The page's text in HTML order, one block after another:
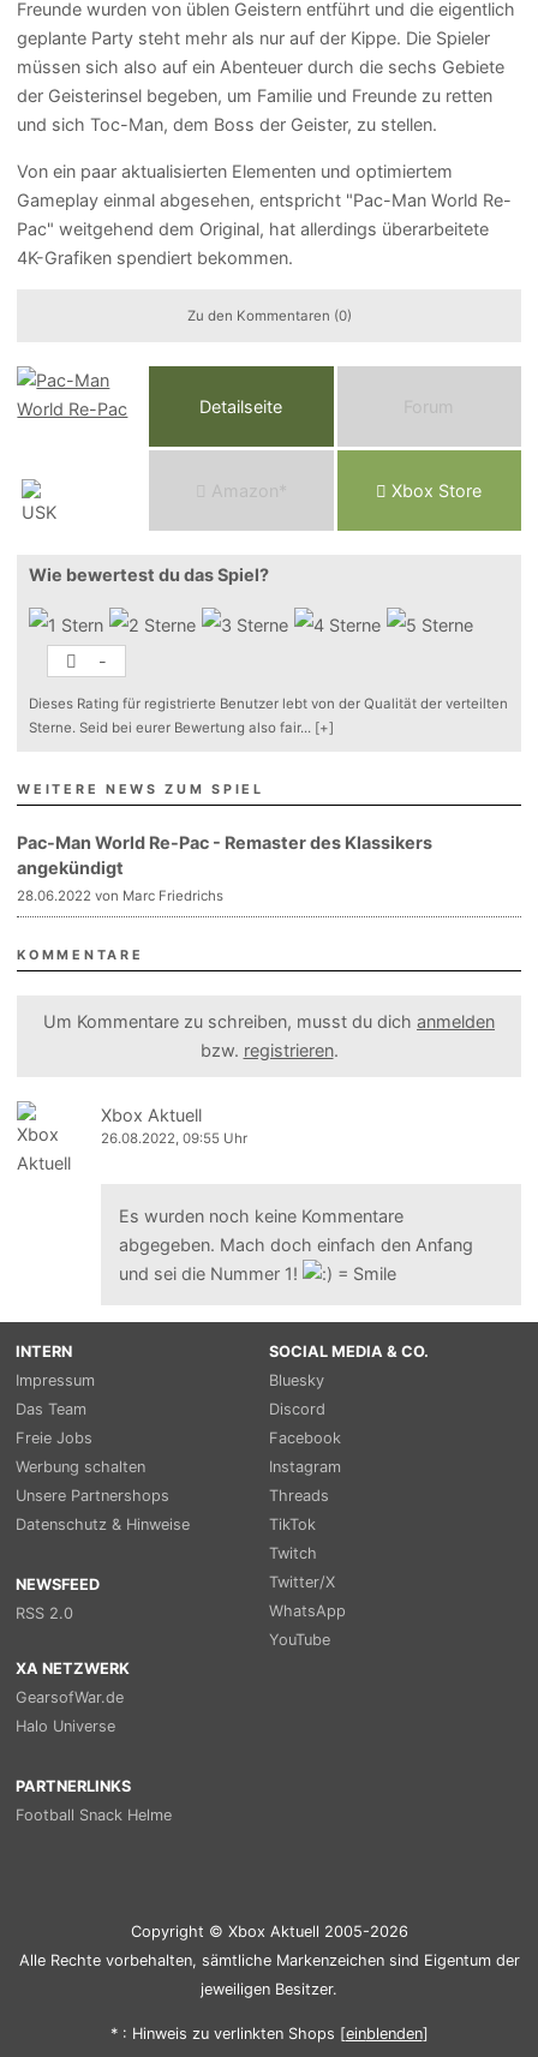
Freunde wurden von üblen Geistern entführt und die eigentlich
geplante Party steht mehr als nur auf der Kippe. Die Spieler
müssen sich also auf ein Abenteuer durch die sechs Gebiete
der Geisterinsel begeben, um Familie und Freunde zu retten
und sich Toc-Man, dem Boss der Geister, zu stellen.
Von ein paar aktualisierten Elementen und optimiertem
Gameplay einmal abgesehen, entspricht "Pac-Man World Re-
Pac" weitgehend dem Original, hat allerdings überarbeitete
4K-Grafiken spendiert bekommen.
Zu den Kommentaren (0)
Detailseite Forum
Ama o n* Xbox Store
Wie bewertest du das Spiel?
-
Dieses Rating für registrierte Benutzer lebt von der Qualität der verteilten
Sterne. Seid bei eurer Bewertung also fair... [+]
WEITERE NEWS ZUM SPIEL
Pac-Man World Re-Pac - Remaster des Klassikers
angekündigt
28.06.2022 von Marc Friedrichs
KOMMENTARE
Um Kommentare zu schreiben, musst du dich anmelden
bzw. registrieren.
Xbox Aktuell
26.08.2022, 09:55 Uhr
Es wurden noch keine Kommentare
abgegeben. Mach doch einfach den Anfang
und sei die Nummer 1!
INTERN
Impressum
Das Team
Freie Jobs
Werbung schalten
Unsere Partnershops
Datenschutz & Hinweise
NEWSFEED
RSS 2.0
SOCIAL MEDIA & CO.
Bluesky
Discord
Facebook
Instagram
Threads
TikTok
Twitch
Twitter/X
WhatsApp
YouTube
XA NETZWERK
GearsofWar.de
Halo Universe
PARTNERLINKS
Football Snack Helme
Copyright © Xbox Aktuell 2005-2026
Alle Rechte vorbehalten, sämtliche Markenzeichen sind Eigentum der
jeweiligen Besitzer.
* : Hinweis zu verlinkten Shops [einblenden]